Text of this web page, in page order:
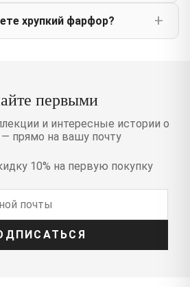
хрупкий фарфор?
первыми
и интересные истории о
прямо на вашу почту
10% на первую покупку